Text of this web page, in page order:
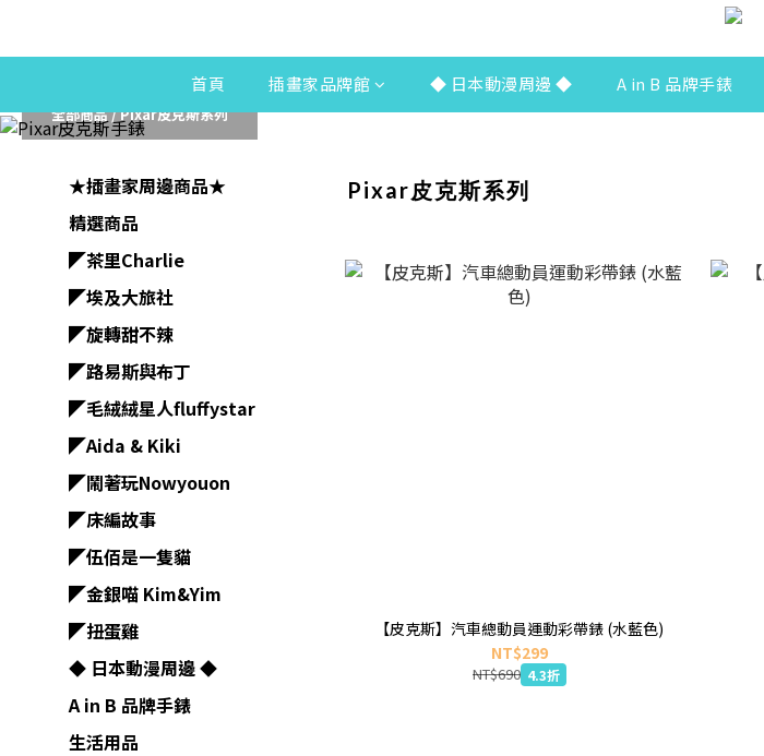
首頁 插畫家品牌館 ◆ 日本動漫周邊 ◆ A in B 品牌手錶
全部商品/Pixar皮克斯系列
★插畫家周邊商品★
精選商品
◤茶里Charlie
◤埃及大旅社
◤旋轉甜不辣
◤路易斯與布丁
◤毛絨絨星人fluffystar
◤Aida & Kiki
◤鬧著玩Nowyouon
◤床編故事
◤伍佰是一隻貓
◤金銀喵 Kim&Yim
◤扭蛋雞
◆ 日本動漫周邊 ◆
A in B 品牌手錶
生活用品
Pixar皮克斯系列
【皮克斯】汽車總動員運動彩帶錶 (水藍色)
NT$299
NT$690 4.3折